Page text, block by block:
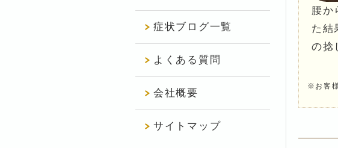
腰か
た結
の捻
※お客
症状ブログ一覧
よくある質問
会社概要
サイトマップ